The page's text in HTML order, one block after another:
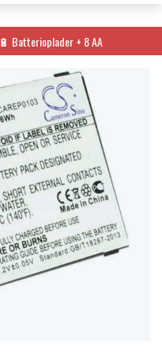
🔋 Batterioplader + 8 AA